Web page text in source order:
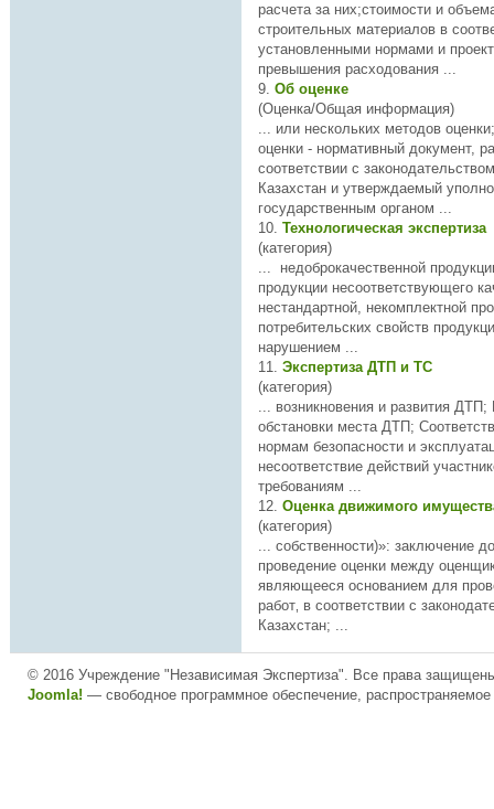
расчета за них;стоимости и объема расходования
строительных материалов в
установленными нормами и проектами, а также
превышения расходования ...
9. Об оценке
(Оценка/Общая информация)
... или нескольких методов оценки; 3-2)
оценки - нормативный документ,
соответствии с
Казахстан и утверждаемый
государственным органом ...
10. Технологическая экспертиза
(категория)
... недоброкачественной продукции;
продукции несоответствующего
нестандартной, некомплектной продукции;
потребительских свойств
нарушением ...
11. Экспертиза ДТП и ТС
(категория)
... возникновения и развития ДТП; Исследование
обстановки места ДТП; Соответств
нормам безопасности и
несоответствие действий
требованиям ...
12. Оценка движимого
(категория)
... собственности)»: заключение договора на
проведение оценки между
являющееся основанием для
работ‚ в соответствии с
Казахстан; ...
© 2016 Учреждение "Независимая Экспертиза". Все права
Joomla! — свободное программное обеспечение,